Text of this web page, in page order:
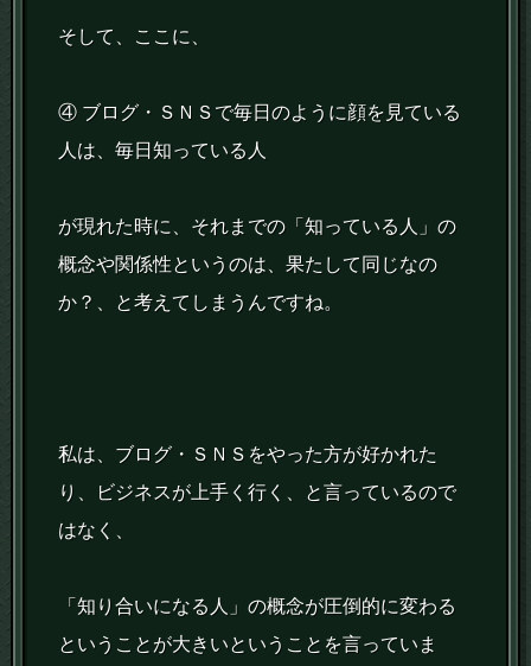
そして、ここに、
④ ブログ・ＳＮＳで毎日のように顔を見ている
人は、毎日知っている人
が現れた時に、それまでの「知っている人」の
概念や関係性というのは、果たして同じなの
か？、と考えてしまうんですね。
私は、ブログ・ＳＮＳをやった方が好かれた
り、ビジネスが上手く行く、と言っているので
はなく、
「知り合いになる人」の概念が圧倒的に変わる
ということが大きいということを言っていま